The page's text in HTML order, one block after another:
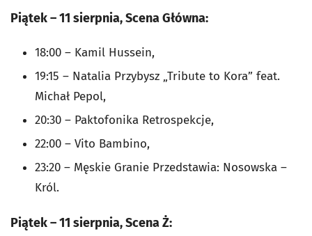
Piątek – 11 sierpnia, Scena Główna:
18:00 – Kamil Hussein,
19:15 – Natalia Przybysz „Tribute to Kora” feat.
Michał Pepol,
20:30 – Paktofonika Retrospekcje,
22:00 – Vito Bambino,
23:20 – Męskie Granie Przedstawia: Nosowska –
Król.
Piątek – 11 sierpnia, Scena Ż: